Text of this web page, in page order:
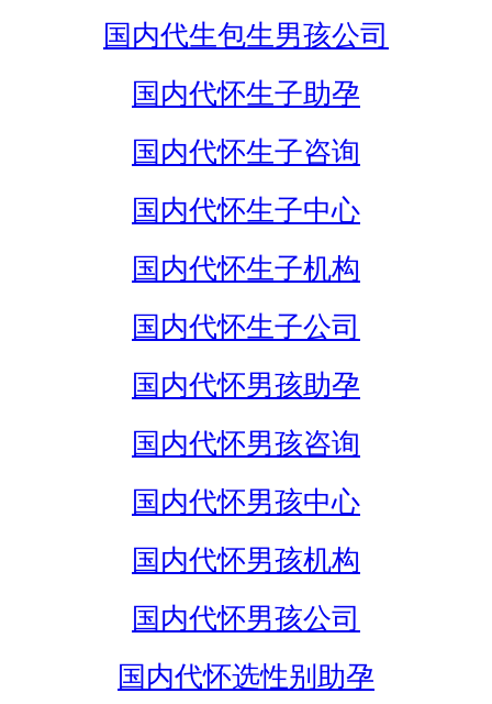
国内代生包生男孩公司
国内代怀生子助孕
国内代怀生子咨询
国内代怀生子中心
国内代怀生子机构
国内代怀生子公司
国内代怀男孩助孕
国内代怀男孩咨询
国内代怀男孩中心
国内代怀男孩机构
国内代怀男孩公司
国内代怀选性别助孕